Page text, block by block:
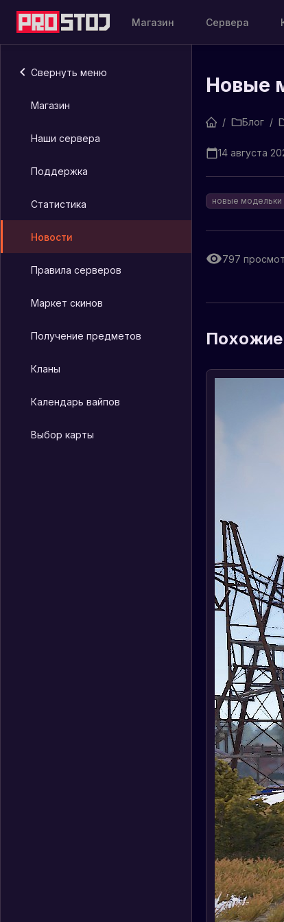
Магазин Сервера
Свернуть меню
Магазин
Наши сервера
Поддержка
Статистика
Новости
Правила серверов
Маркет скинов
Получение предметов
Кланы
Календарь вайпов
Выбор карты
Новые
/ Блог /
14 августа
новые модельки
797
Похожие